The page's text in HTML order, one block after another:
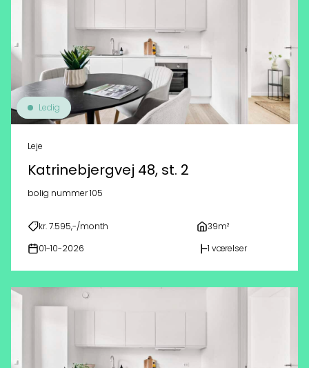
Ledig
Leje
Katrinebjergvej 48, st. 2
bolig nummer 105
kr. 7.595,-/month 39m²
01-10-2026 1 værelser